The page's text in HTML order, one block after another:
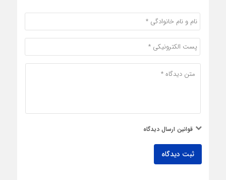
قوانین ارسال دیدگاه
ثبت دیدگاه